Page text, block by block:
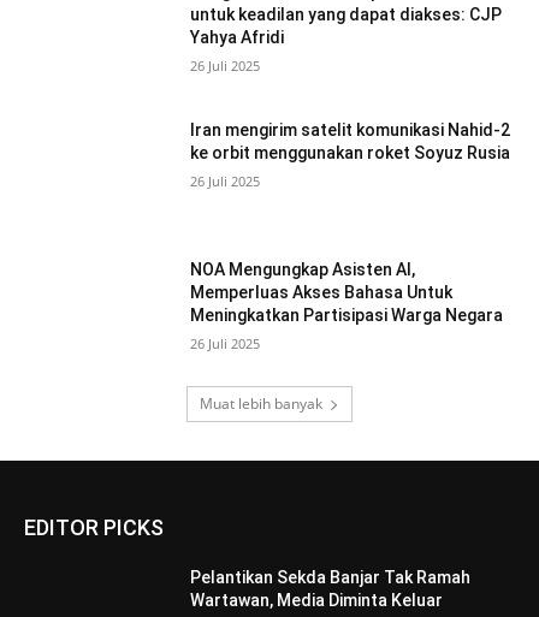
untuk keadilan yang dapat diakses: CJP
Yahya Afridi
26 Juli 2025
Iran mengirim satelit komunikasi Nahid-2
ke orbit menggunakan roket Soyuz Rusia
26 Juli 2025
NOA Mengungkap Asisten AI,
Memperluas Akses Bahasa Untuk
Meningkatkan Partisipasi Warga Negara
26 Juli 2025
Muat lebih banyak
EDITOR PICKS
Pelantikan Sekda Banjar Tak Ramah
Wartawan, Media Diminta Keluar